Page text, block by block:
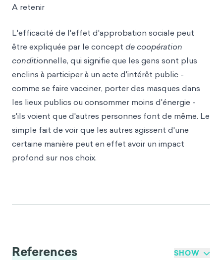
A retenir
L'efficacité de l'effet d'approbation sociale peut
être expliquée par le concept de coopération
conditionnelle, qui signifie que les gens sont plus
enclins à participer à un acte d'intérêt public -
comme se faire vacciner, porter des masques dans
les lieux publics ou consommer moins d'énergie -
s'ils voient que d'autres personnes font de même. Le
simple fait de voir que les autres agissent d'une
certaine manière peut en effet avoir un impact
profond sur nos choix.
References SHOW